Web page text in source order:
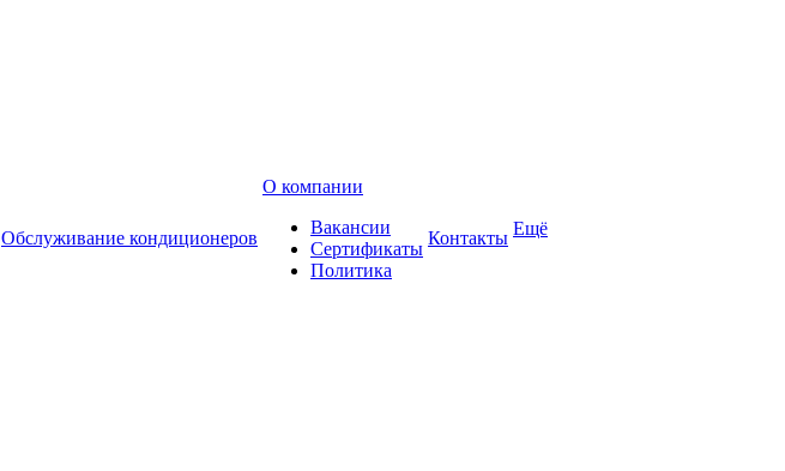
Обслуживание кондиционеров
О компании
Вакансии
Сертификаты
Политика
Контакты Ещё